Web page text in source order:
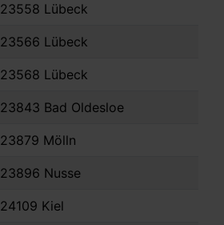
23558 Lübeck
23566 Lübeck
23568 Lübeck
23843 Bad Oldesloe
23879 Mölln
23896 Nusse
24109 Kiel